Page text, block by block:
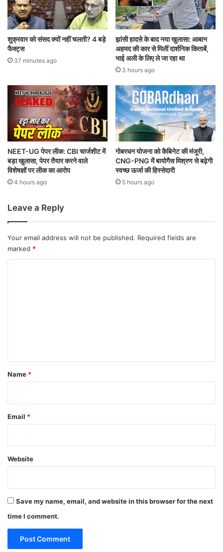
क
त
मि
इ
अ
श्चि
म
ए
शि
या
ढ़ा
त
स
त
लु
'
प
ड़
कीं
वा
,
बो
लीं
न
ता
को
शुक्रवार को संसद क्यों नहीं चलती? 4 बड़े
फैक्ट्स
37 minutes ago
झांसी हादसे के बाद नया खुलासा: आबान
अहमद की कार से मिलीं दार्शनिक किताबें,
भाई अली के लिए ले जा रहा था
3 hours ago
NEET-UG पेपर लीक: CBI चार्जशीट में
बड़ा खुलासा, पेपर तैयार करने वाले
विशेषज्ञों पर लीक का आरोप
4 hours ago
गोबरधन योजना को कैबिनेट की मंजूरी,
CNG-PNG में बायोगैस मिश्रण से बढ़ेगी
स्वच्छ ऊर्जा की हिस्सेदारी
5 hours ago
Leave a Reply
Your email address will not be published. Required fields are
marked *
*
Name *
Email *
Website
Save my name, email, and website in this browser for the next
time I comment.